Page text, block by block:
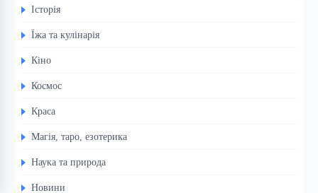
Історія
Їжа та кулінарія
Кіно
Космос
Краса
Магія, таро, езотерика
Наука та природа
Новини